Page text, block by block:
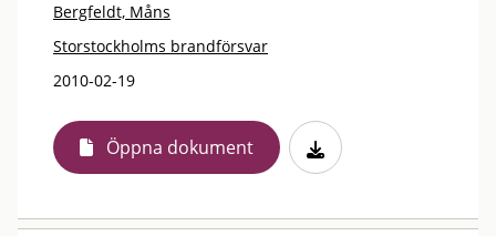
Bergfeldt, Måns
Storstockholms brandförsvar
2010-02-19
Öppna dokument